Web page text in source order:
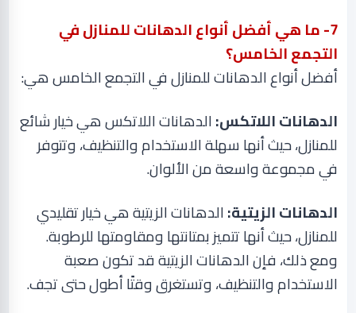
7- ما هي أفضل أنواع الدهانات للمنازل في
التجمع الخامس؟
أفضل أنواع الدهانات للمنازل في التجمع الخامس هي:
الدهانات اللاتكس:الدهانات اللاتكس هي خيار شائع
للمنازل، حيث أنها سهلة الاستخدام والتنظيف، وتتوفر
في مجموعة واسعة من الألوان.
الدهانات الزيتية:الدهانات الزيتية هي خيار تقليدي
للمنازل، حيث أنها تتميز بمتانتها ومقاومتها للرطوبة.
ومع ذلك، فإن الدهانات الزيتية قد تكون صعبة
الاستخدام والتنظيف، وتستغرق وقتًا أطول حتى تجف.